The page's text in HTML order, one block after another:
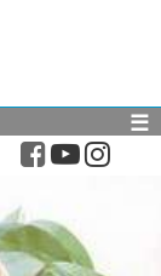
☰